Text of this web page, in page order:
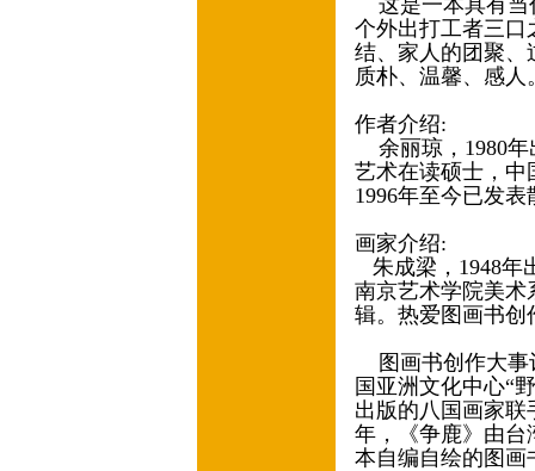
这是一本具有当
个外出打工者三口
结、家人的团聚
质朴、温馨、感
作者介绍:
余丽琼，1980年
艺术在读硕士，中
1996年至今已发
画家介绍:
朱成梁，1948年
南京艺术学院美术
辑。热爱图画书
图画书创作大事
国亚洲文化中心“
出版的八国画家联
年，《争鹿》由台
本自编自绘的图画